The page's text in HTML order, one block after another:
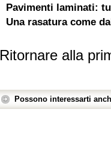
Pavimenti laminati:
Una rasatura come
Ritornare alla
Possono interessarti